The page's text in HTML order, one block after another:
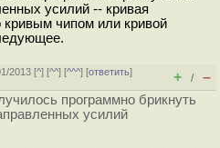
усилий -- кривая
чипом или кривой
2013 [^] [^^] [^^^] [ответить]
+ / –
программно брикнуть
усилий